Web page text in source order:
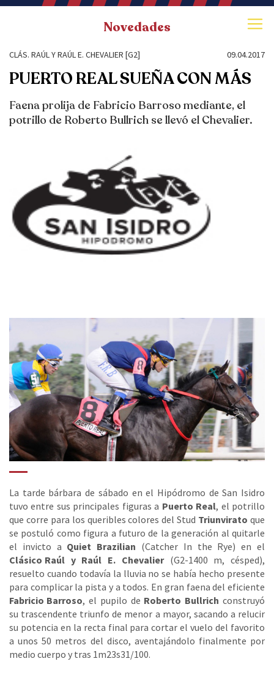
Novedades
CLÁS. RAÚL Y RAÚL E. CHEVALIER [G2] 09.04.2017
PUERTO REAL SUEÑA CON MÁS
Faena prolija de Fabricio Barroso mediante, el
potrillo de Roberto Bullrich se llevó el Chevalier.
La tarde bárbara de sábado en el Hipódromo de San Isidro
tuvo entre sus principales figuras a Puerto Real, el potrillo
que corre para los queribles colores del Stud Triunvirato que
se postuló como figura a futuro de la generación al quitarle
el invicto a Quiet Brazilian (Catcher In the Rye) en el
Clásico Raúl y Raúl E. Chevalier(G2-1400 m, césped),
resuelto cuando todavía la lluvia no se había hecho presente
para complicar la pista y a todos. En gran faena del eficiente
Fabricio Barroso, el pupilo de Roberto Bullrich construyó
su trascendente triunfo de menor a mayor, sacando a relucir
su potencia en la recta final para cortar el vuelo del favorito
a unos 50 metros del disco, aventajándolo finalmente por
medio cuerpo y tras 1m23s31/100.